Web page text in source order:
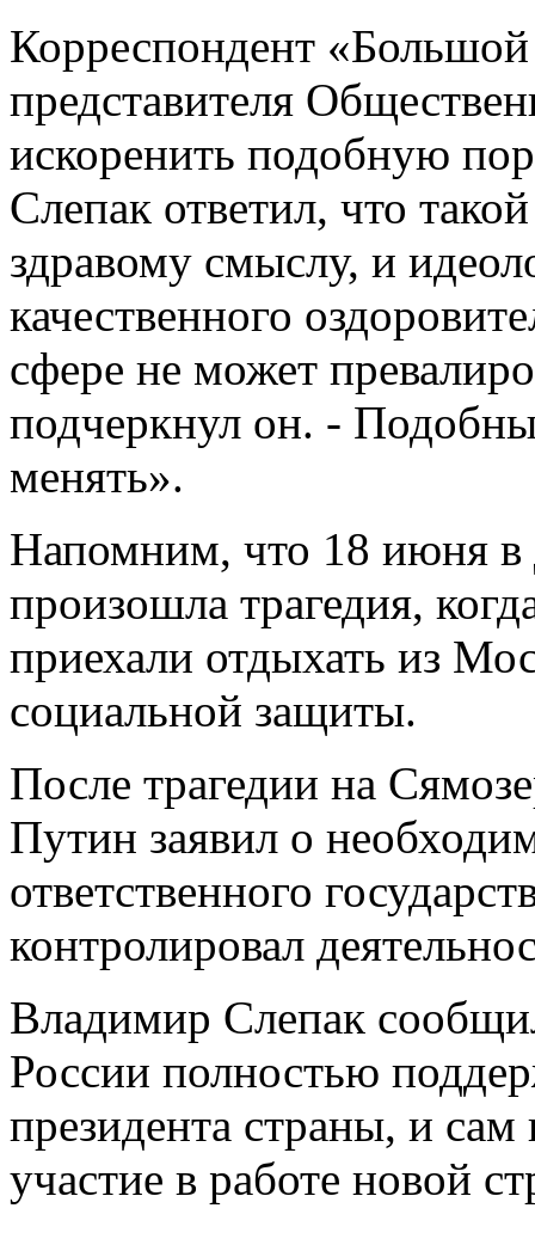
Корреспондент
представителя
искоренить подобную
Слепак ответил, что
здравому смыслу, и
качественного
сфере не может
подчеркнул он. -
менять».
Напомним, что 18 июня в
произошла трагедия,
приехали отдыхать из
социальной защиты.
После трагедии на
Путин заявил о
ответственного
контролировал
Владимир Слепак
России полностью
президента страны, и
участие в работе новой